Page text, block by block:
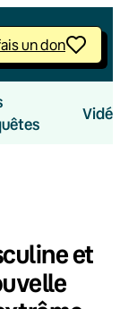
un don
et